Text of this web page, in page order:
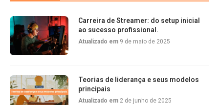
Carreira de Streamer: do setup inicial
ao sucesso profissional.
Atualizado em 9 de maio de 2025
Teorias de liderança e seus modelos
principais
Atualizado em 2 de junho de 2025